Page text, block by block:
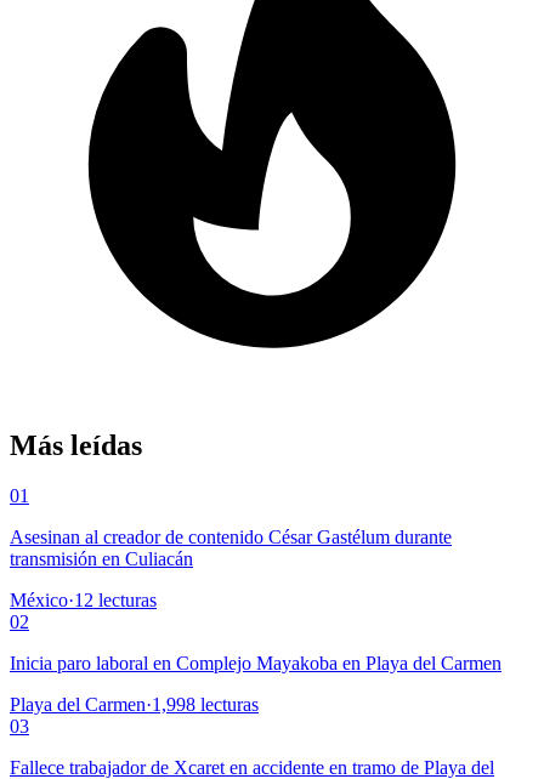
Más leídas
01
Asesinan al creador de contenido César Gastélum durante
transmisión en Culiacán
México·12 lecturas
02
Inicia paro laboral en Complejo Mayakoba en Playa del Carmen
Playa del Carmen·1,998 lecturas
03
Fallece trabajador de Xcaret en accidente en tramo de Playa del